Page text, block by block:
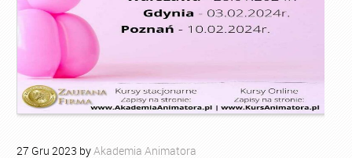
27 Gru 2023 byAkademia Animatora